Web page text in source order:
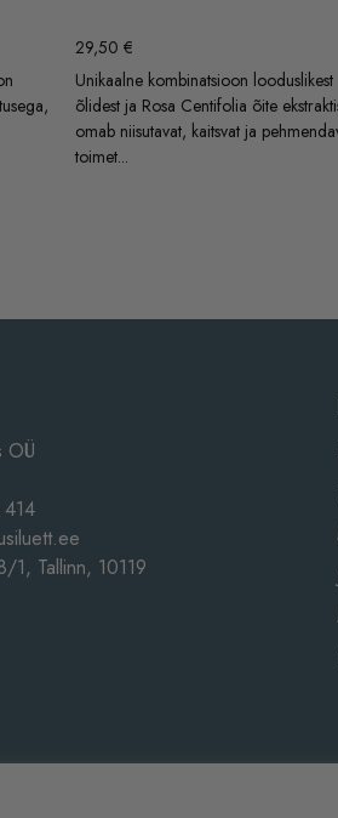
29,50€
Unikaalne kombinatsioon looduslikest
õlidest ja Rosa Centifolia õite
omab niisutavat, kaitsvat ja
toimet...
OÜ
1, Tallinn, 10119